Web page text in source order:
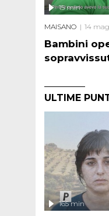
Bambini
15 min
MAISANO 14
ULTIME
165 min